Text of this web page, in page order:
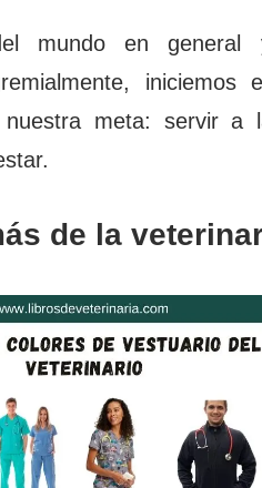
mundo en general
meta: servir a
de la